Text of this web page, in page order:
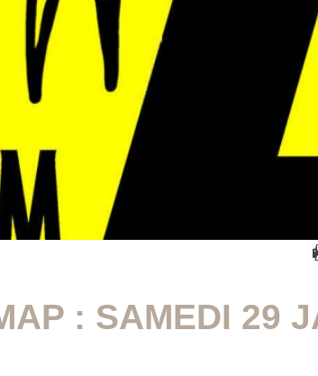
: SAMEDI 29